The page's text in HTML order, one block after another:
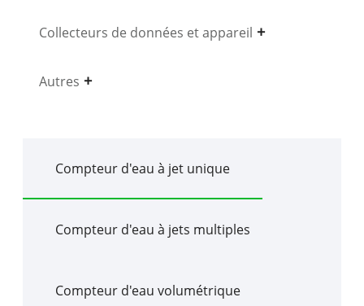
Collecteurs de données et appareil
Autres
Compteur d'eau à jet unique
Compteur d'eau à jets multiples
Compteur d'eau volumétrique